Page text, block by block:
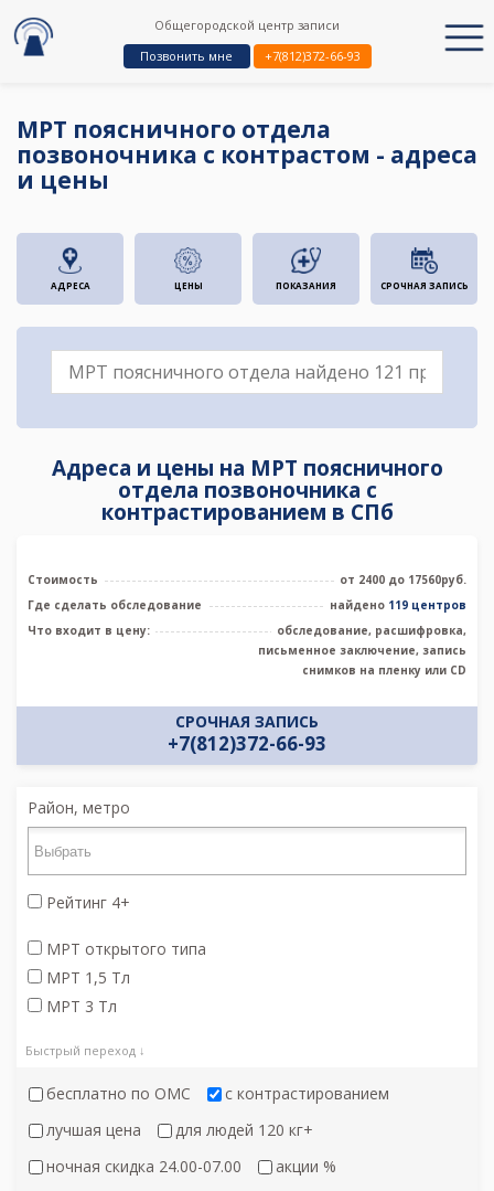
Общегородской центр записи
Позвонить мне
+7(812)372-66-93
МРТ поясничного отдела
позвоночника с контрастом - адреса
и цены
АДРЕСА ЦЕНЫ ПОКАЗАНИЯ СРОЧНАЯ ЗАПИСЬ
Адреса и цены на МРТ поясничного
отдела позвоночника с
контрастированием в СПб
Стоимость
от 2400 до 17560руб.
Где сделать обследование
найдено 119 центров
Что входит в цену:
обследование, расшифровка,
письменное заключение, запись
снимков на пленку или CD
СРОЧНАЯ ЗАПИСЬ
+7(812)372-66-93
Район, метро
Рейтинг 4+
МРТ открытого типа
МРТ 1,5 Тл
МРТ 3 Тл
Быстрый переход ↓
бесплатно по ОМС
с контрастированием
лучшая цена
для людей 120 кг+
ночная скидка 24.00-07.00
акции %